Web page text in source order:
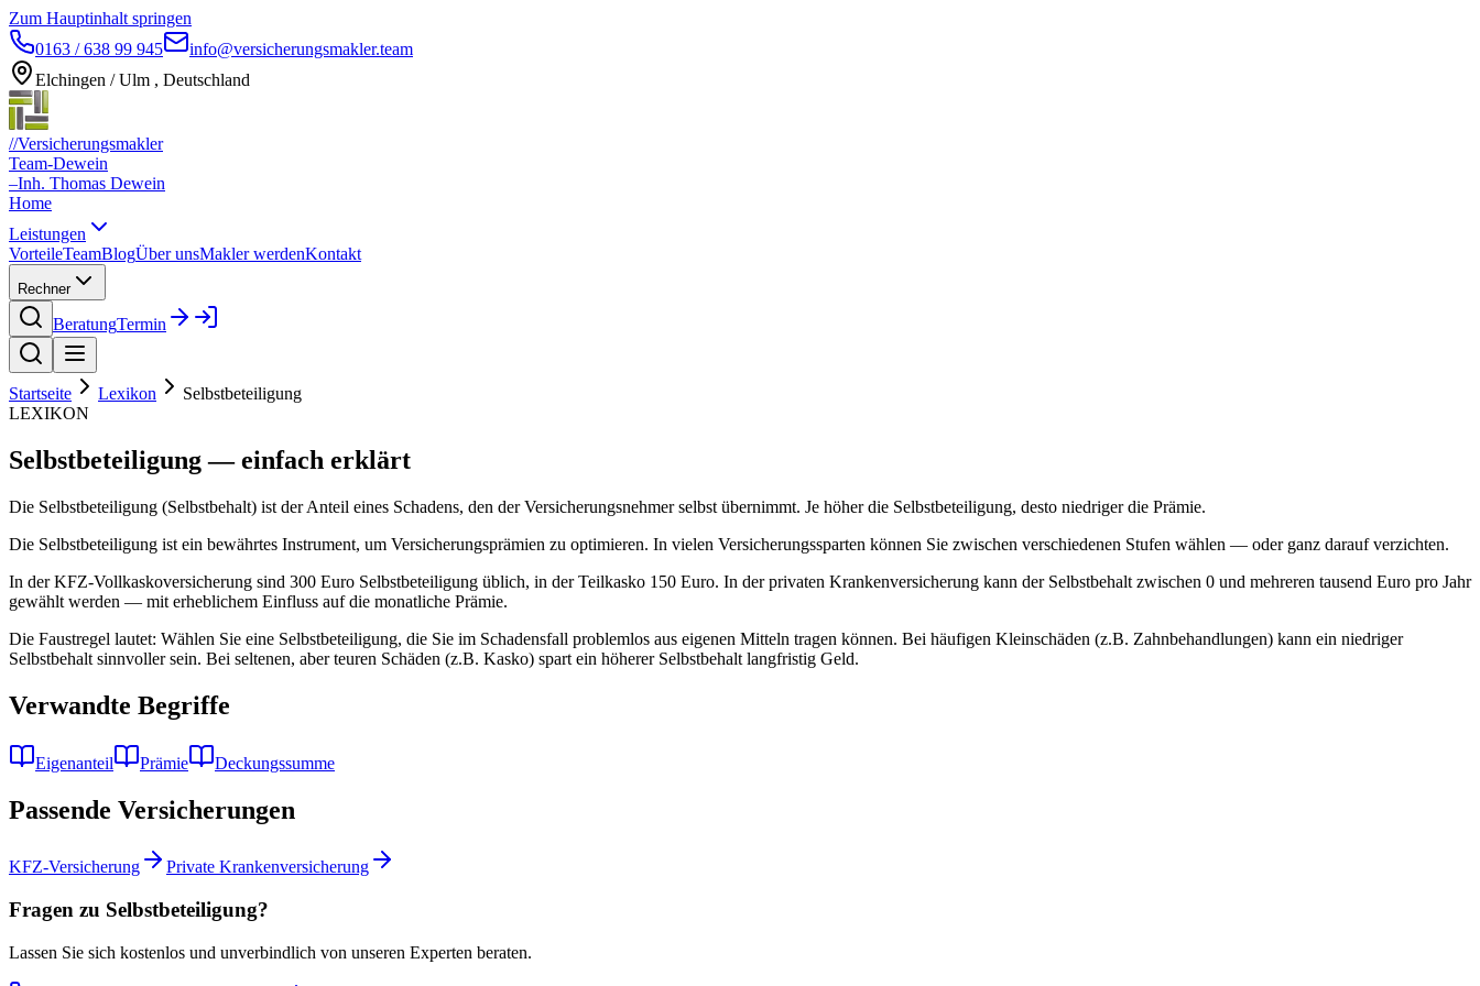
Zum Hauptinhalt springen
0163 / 638 99 945
info@versicherungsmakler.team
Elchingen / Ulm , Deutschland
//Versicherungsmakler
Team-Dewein
–Inh. Thomas Dewein
Home
Leistungen
VorteileTeamBlogÜber unsMakler werdenKontakt
Rechner
BeratungTermin
Startseite Lexikon
Selbstbeteiligung
LEXIKON
Selbstbeteiligung — einfach erklärt
Die Selbstbeteiligung (Selbstbehalt) ist der Anteil eines Schadens, den der Versicherungsnehmer selbst übernimmt. Je höher die Selbstbeteiligung, desto niedriger die Prämie.
Die Selbstbeteiligung ist ein bewährtes Instrument, um Versicherungsprämien zu optimieren. In vielen Versicherungssparten können Sie zwischen verschiedenen Stufen wählen — oder ganz darauf verzichten.
In der KFZ-Vollkaskoversicherung sind 300 Euro Selbstbeteiligung üblich, in der Teilkasko 150 Euro. In der privaten Krankenversicherung kann der Selbstbehalt zwischen 0 und mehreren tausend Euro pro Jahr
gewählt werden — mit erheblichem Einfluss auf die monatliche Prämie.
Die Faustregel lautet: Wählen Sie eine Selbstbeteiligung, die Sie im Schadensfall problemlos aus eigenen Mitteln tragen können. Bei häufigen Kleinschäden (z.B. Zahnbehandlungen) kann ein niedriger
Selbstbehalt sinnvoller sein. Bei seltenen, aber teuren Schäden (z.B. Kasko) spart ein höherer Selbstbehalt langfristig Geld.
Verwandte Begriffe
Eigenanteil Prämie Deckungssumme
Passende Versicherungen
KFZ-Versicherung Private Krankenversicherung
Fragen zu Selbstbeteiligung?
Lassen Sie sich kostenlos und unverbindlich von unseren Experten beraten.